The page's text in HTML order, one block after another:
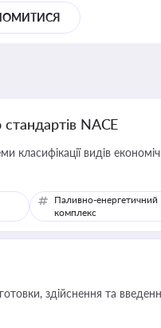
NACE
класифікації видів
Паливно-енергетичний
комплекс
здійснення та